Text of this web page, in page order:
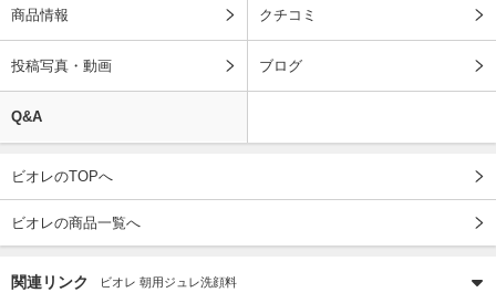
商品情報 クチコミ
投稿写真・動画 ブログ
Q&A
ビオレのTOPへ
ビオレの商品一覧へ
関連リンク ビオレ 朝用ジュレ洗顔料